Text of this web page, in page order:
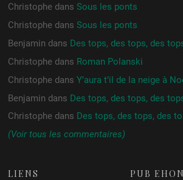
Christophe dans Sous les ponts
Christophe dans Sous les ponts
Benjamin dans Des tops, des tops, des
Christophe dans Roman Polanski
Christophe dans Y’aura t’il de la neige à
Benjamin dans Des tops, des tops, des
Christophe dans Des tops, des tops, des
(Voir tous les commentaires)
LIENS PUB